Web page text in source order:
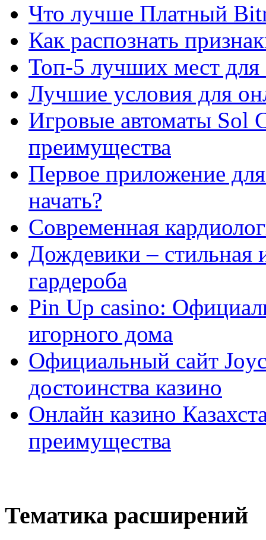
Что лучше Платный
Как распознать
Топ-5 лучших мест для
Лучшие условия для
Игровые автоматы Sol
преимущества
Первое приложение
начать?
Современная
Дождевики – стильная
гардероба
Pin Up casino:
игорного дома
Официальный сайт
достоинства казино
Онлайн казино
преимущества
Тематика расширений